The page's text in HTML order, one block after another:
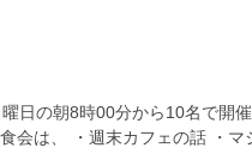
日の朝8時00分から10名で開
会は、 ・週末カフェの話 ・